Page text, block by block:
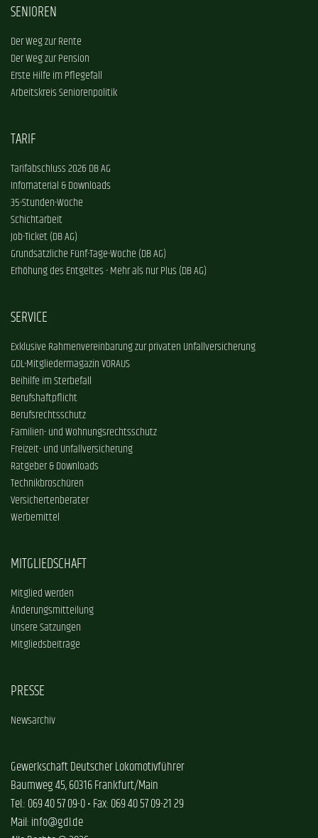
SENIOREN
Der Weg zur Rente
Der Weg zur Pension
Erste Hilfe im Pflegefall
Arbeitskreis Seniorenpolitik
TARIF
Tarifabschluss 2026 DB AG
Infomaterial & Downloads
35-Stunden-Woche
Schichtarbeit
Job-Ticket (DB AG)
Grundsätzliche Fünf-Tage-Woche (DB AG)
Erhöhung des Entgeltes - Mehr als nur Plus (DB AG)
SERVICE
Exklusive Rahmenvereinbarung zur privaten Unfallversicherung
GDL-Mitgliedermagazin VORAUS
Beihilfe im Sterbefall
Berufshaftpflicht
Berufsrechtsschutz
Familien- und Wohnungsrechtsschutz
Freizeit- und Unfallversicherung
Ratgeber & Downloads
Technikbroschüren
Versichertenberater
Werbemittel
MITGLIEDSCHAFT
Mitglied werden
Änderungsmitteilung
Unsere Satzungen
Mitgliedsbeiträge
PRESSE
Newsarchiv
Gewerkschaft Deutscher Lokomotivführer
Baumweg 45, 60316 Frankfurt/Main
Tel.: 069 40 57 09-0 • Fax: 069 40 57 09-21 29
Mail: info@gdl.de